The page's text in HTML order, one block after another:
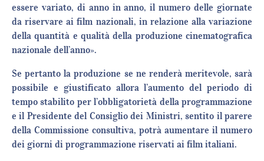
essere variato, di anno in anno, il numero delle giornate
da riservare ai film nazionali, in relazione alla variazione
della quantità e qualità della produzione cinematografica
nazionale dell’anno».
Se pertanto la produzione se ne renderà meritevole, sarà
possibile e giustificato allora l’aumento del periodo di
tempo stabilito per l’obbligatorietà della programmazione
e il Presidente del Consiglio dei Ministri, sentito il parere
della Commissione consultiva, potrà aumentare il numero
dei giorni di programmazione riservati ai film italiani.